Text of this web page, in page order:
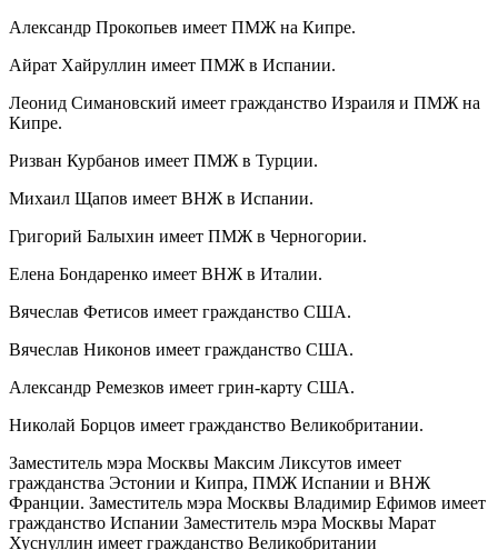
Александр Прокопьев имеет ПМЖ на Кипре.
Айрат Хайруллин имеет ПМЖ в Испании.
Леонид Симановский имеет гражданство Израиля и ПМЖ на
Кипре.
Ризван Курбанов имеет ПМЖ в Турции.
Михаил Щапов имеет ВНЖ в Испании.
Григорий Балыхин имеет ПМЖ в Черногории.
Елена Бондаренко имеет ВНЖ в Италии.
Вячеслав Фетисов имеет гражданство США.
Вячеслав Никонов имеет гражданство США.
Александр Ремезков имеет грин-карту США.
Николай Борцов имеет гражданство Великобритании.
Заместитель мэра Москвы Максим Ликсутов имеет
гражданства Эстонии и Кипра, ПМЖ Испании и ВНЖ
Франции. Заместитель мэра Москвы Владимир Ефимов имеет
гражданство Испании Заместитель мэра Москвы Марат
Хуснуллин имеет гражданство Великобритании